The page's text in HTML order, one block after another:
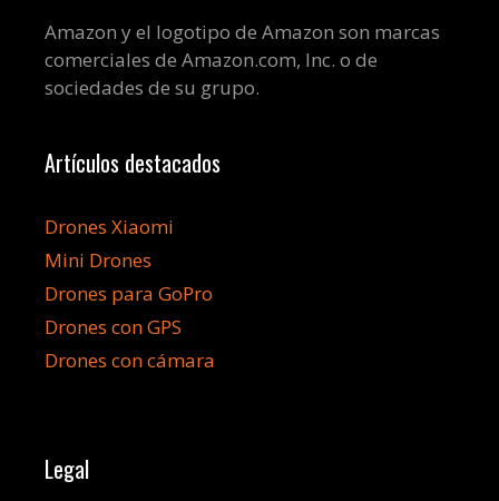
Amazon y el logotipo de Amazon son marcas
comerciales de Amazon.com, Inc. o de
sociedades de su grupo.
Artículos destacados
Drones Xiaomi
Mini Drones
Drones para GoPro
Drones con GPS
Drones con cámara
Legal